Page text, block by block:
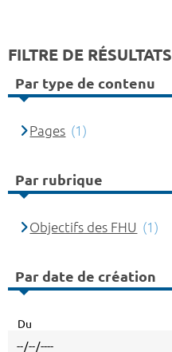
FILTRE DE RÉSULTATS
Par type de contenu
Pages (1)
Par rubrique
Objectifs des FHU (1)
Par date de création
Du